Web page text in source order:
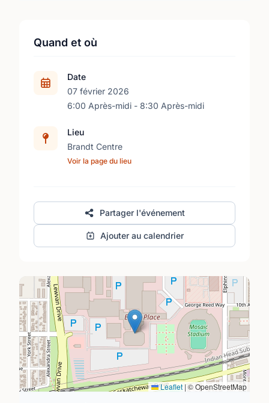
Quand et où
Date
07 février 2026
6:00 Après-midi - 8:30 Après-midi
Lieu
Brandt Centre
Voir la page du lieu
Partager l'événement
Ajouter au calendrier
Leaflet |© OpenStreetMap